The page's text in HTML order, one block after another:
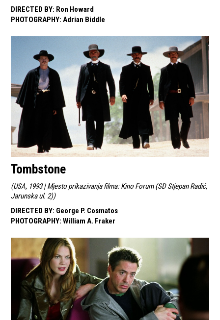
DIRECTED BY: Ron Howard
PHOTOGRAPHY: Adrian Biddle
Tombstone
(USA, 1993 | Mjesto prikazivanja filma: Kino Forum (SD Stjepan Radić,
Jarunska ul. 2))
DIRECTED BY: George P. Cosmatos
PHOTOGRAPHY: William A. Fraker